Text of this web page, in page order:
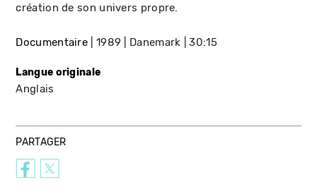
création de son univers propre.
Documentaire 1989 Danemark 30:15
Langue originale
Anglais
PARTAGER